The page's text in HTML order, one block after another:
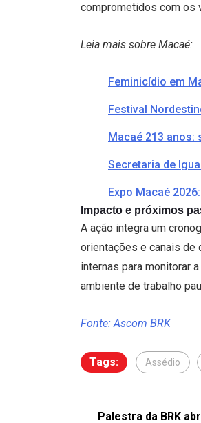
comprometidos com os
Leia mais sobre Macaé:
Feminicídio em
Festival
Macaé 213 anos:
Secretaria de
Expo Macaé
Impacto e próximos
A ação integra um
orientações e canais de
internas para monitorar
ambiente de trabalho
Fonte: Ascom BRK
Tags: Assédio
Palestra da BRK